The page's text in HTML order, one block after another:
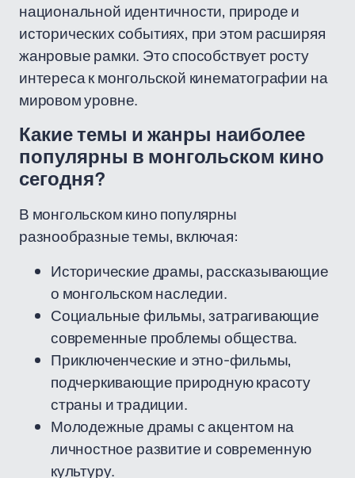
национальной идентичности, природе и
исторических событиях, при этом расширяя
жанровые рамки. Это способствует росту
интереса к монгольской кинематографии на
мировом уровне.
Какие темы и жанры наиболее
популярны в монгольском кино
сегодня?
В монгольском кино популярны
разнообразные темы, включая:
Исторические драмы, рассказывающие
о монгольском наследии.
Социальные фильмы, затрагивающие
современные проблемы общества.
Приключенческие и этно-фильмы,
подчеркивающие природную красоту
страны и традиции.
Молодежные драмы с акцентом на
личностное развитие и современную
культуру.